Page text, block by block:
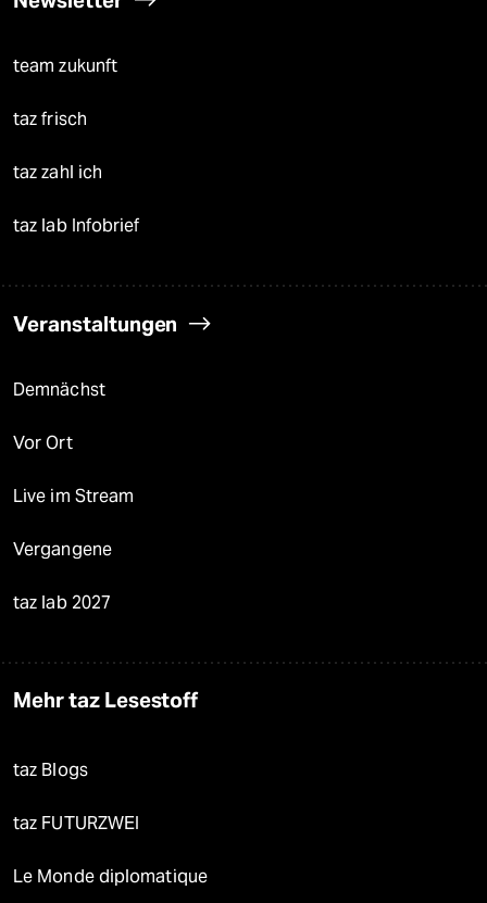
team zukunft
taz frisch
taz zahl ich
taz lab Infobrief
Veranstaltungen
Demnächst
Vor Ort
Live im Stream
Vergangene
taz lab 2027
Mehr taz Lesestoff
taz Blogs
taz FUTURZWEI
Le Monde diplomatique